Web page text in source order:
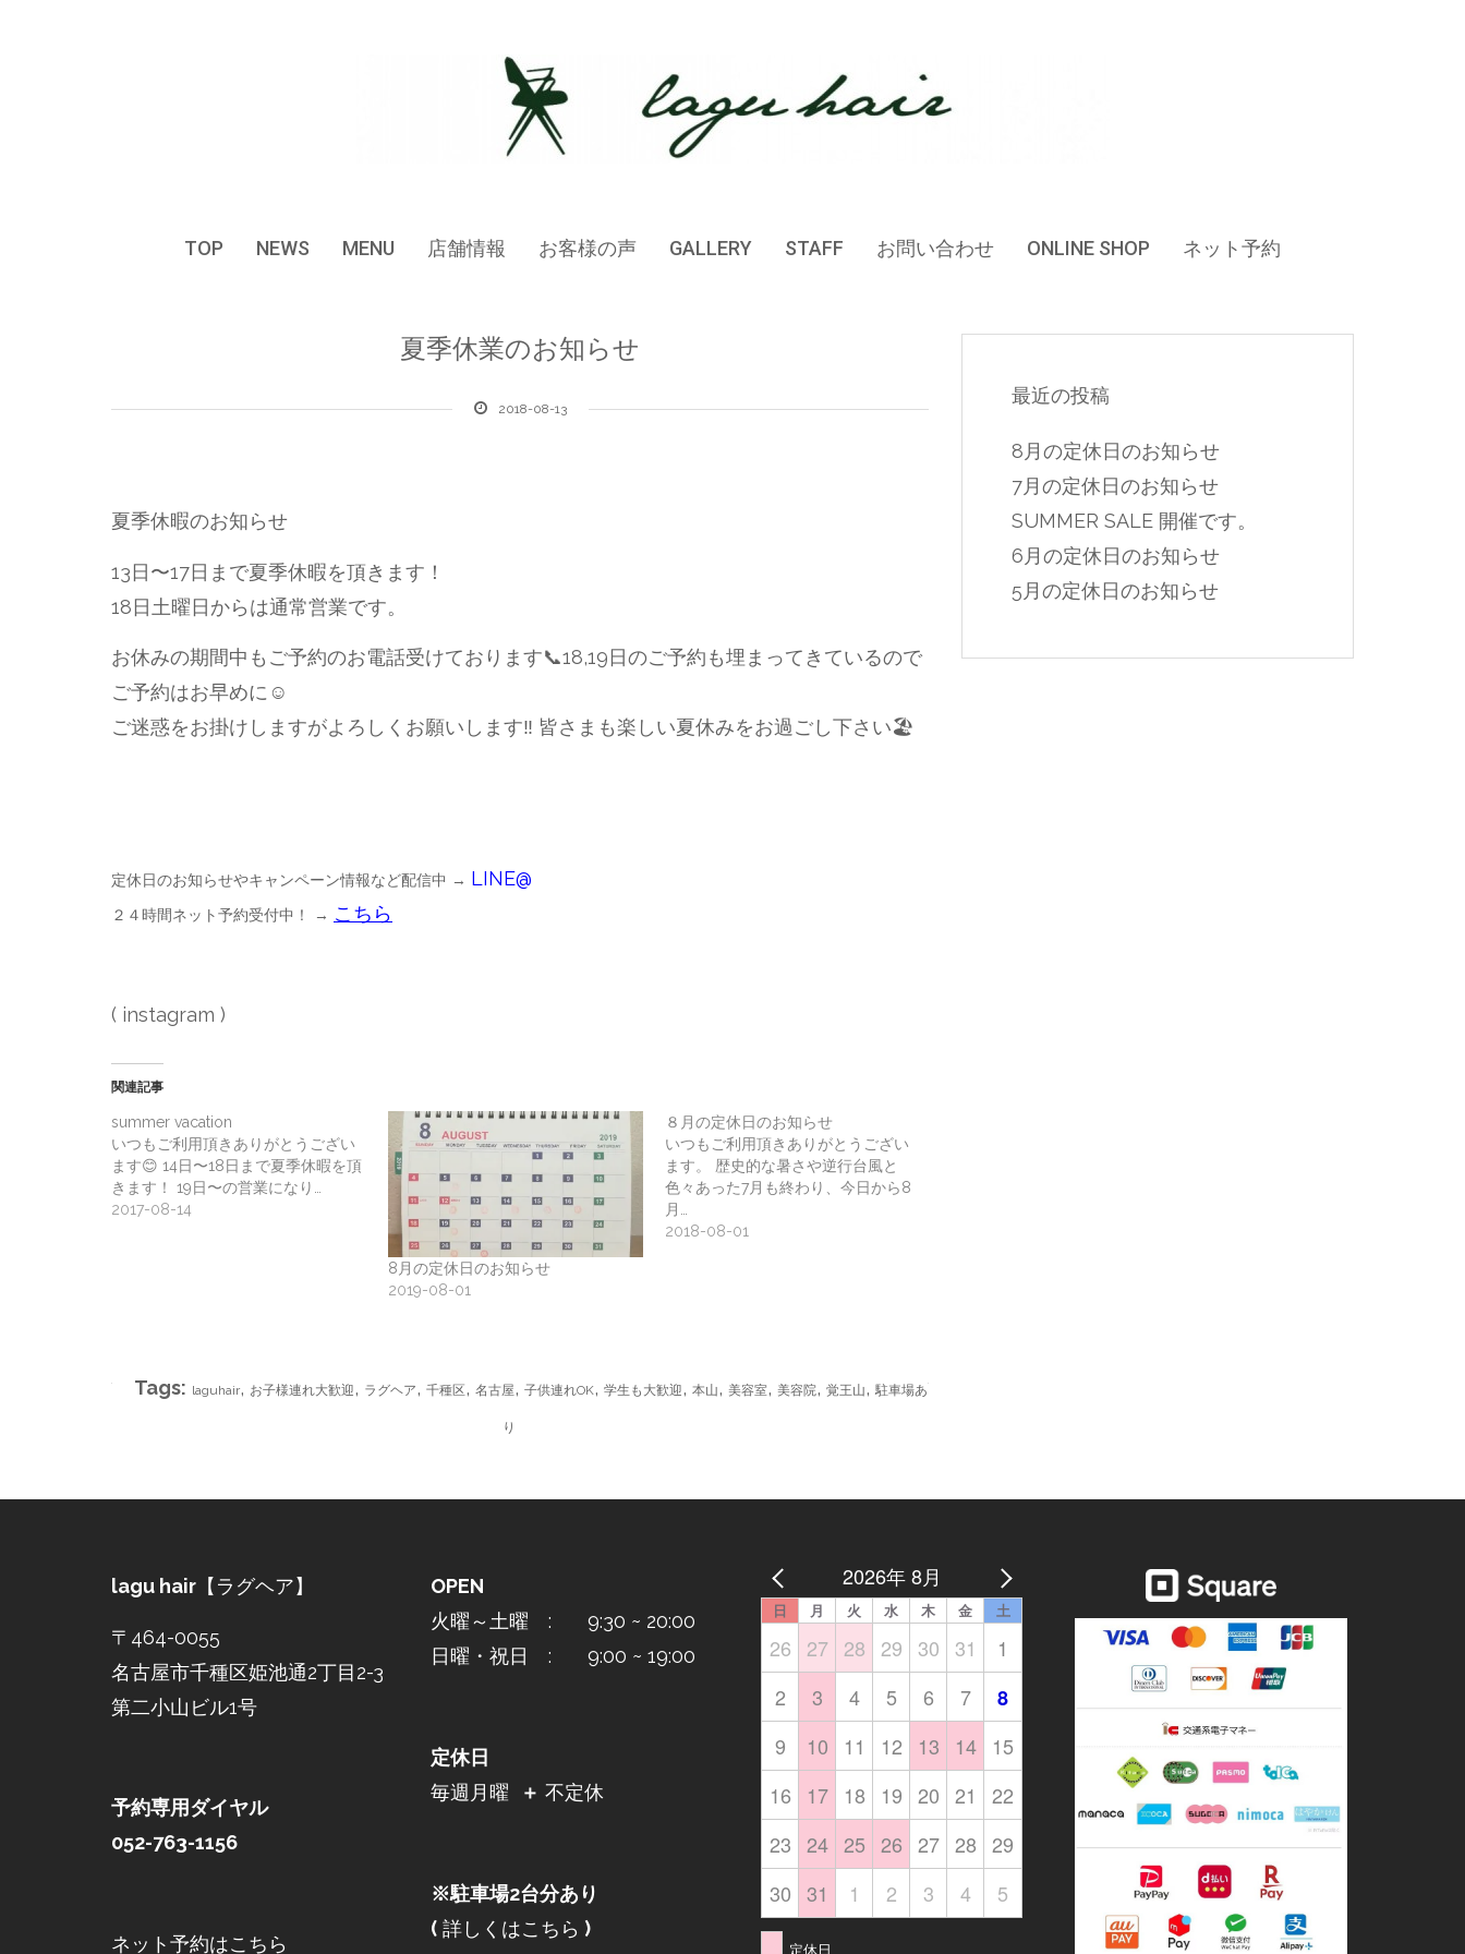
TOP NEWS MENU 店舗情報 お客様の声 GALLERY STAFF お問い合わせ ONLINE SHOP ネット予約
夏季休業のお知らせ
2018-08-13
夏季休暇のお知らせ
13日〜17日まで夏季休暇を頂きます！
18日土曜日からは通常営業です。
お休みの期間中もご予約のお電話受けております📞18,19日のご予約も埋まってきているので
ご予約はお早めに☺️
ご迷惑をお掛けしますがよろしくお願いします‼️ 皆さまも楽しい夏休みをお過ごし下さい🏖
定休日のお知らせやキャンペーン情報など配信中 → LINE@
２４時間ネット予約受付中！ → こちら
( instagram )
関連記事
summer vacation
いつもご利用頂きありがとうござい
ます😊 14日〜18日まで夏季休暇を頂
きます！ 19日〜の営業になり…
2017-08-14
8月の定休日のお知らせ
2019-08-01
８月の定休日のお知らせ
いつもご利用頂きありがとうござい
ます。 歴史的な暑さや逆行台風と
色々あった7月も終わり、今日から8
月…
2018-08-01
Tags: laguhair, お子様連れ大歓迎, ラグヘア, 千種区, 名古屋, 子供連れOK, 学生も大歓迎, 本山, 美容室, 美容院, 覚王山, 駐車場あ
り
最近の投稿
8月の定休日のお知らせ
7月の定休日のお知らせ
SUMMER SALE 開催です。
6月の定休日のお知らせ
5月の定休日のお知らせ
lagu hair 【ラグヘア】
〒464-0055
名古屋市千種区姫池通2丁目2-3
第二小山ビル1号
予約専用ダイヤル
052-763-1156
ネット予約はこちら
OPEN
火曜～土曜 : 9:30 ~ 20:00
日曜・祝日 : 9:00 ~ 19:00
定休日
毎週月曜
＋ 不定休
※駐車場2台分あり
(詳しくはこちら )
2026年 8月
日 月 火 水 木 金 土
26 27 28 29 30 31
1
2
3 4 5 6 7
8
9
10 11 12 13 14
15
16
17 18 19 20 21
22
23 24 25 26 27 28 29
30 31 1 2 3 4 5
定休日